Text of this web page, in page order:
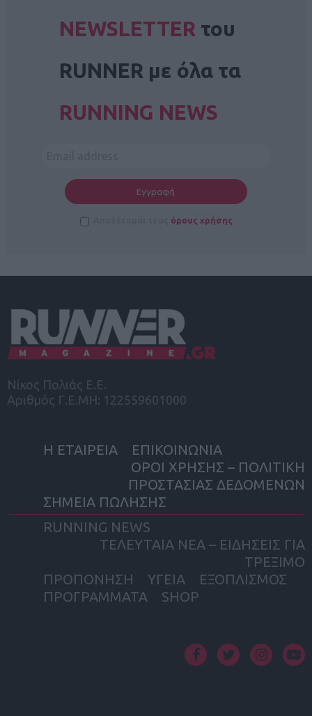
NEWSLETTER του
RUNNER με όλα τα
RUNNING NEWS
όρους χρήσης
Νίκος Πολιάς Ε.Ε.
Αριθμός Γ.Ε.ΜΗ: 122559601000
Η ΕΤΑΙΡΕΙΑ
ΕΠΙΚΟΙΝΩΝΙΑ
ΟΡΟΙ ΧΡΗΣΗΣ – ΠΟΛΙΤΙΚΗ
ΠΡΟΣΤΑΣΙΑΣ ΔΕΔΟΜΕΝΩΝ
ΣΗΜΕΙΑ ΠΩΛΗΣΗΣ
RUNNING NEWS
ΤΕΛΕΥΤΑΙΑ ΝΕΑ – ΕΙΔΗΣΕΙΣ ΓΙΑ
ΤΡΕΞΙΜΟ
ΠΡΟΠΟΝΗΣΗ
ΥΓΕΙΑ
ΕΞΟΠΛΙΣΜΟΣ
ΠΡΟΓΡΑΜΜΑΤΑ
SHOP